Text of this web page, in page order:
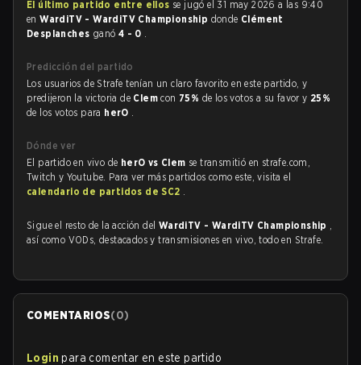
El último partido entre ellos se jugó el 31 may 2026 a las 9:40
enWardiTV - WardiTV Championship donde Clément
Desplanches ganó 4 - 0 .
Predicción del partido
Los usuarios de Strafe tenían un claro favorito en este partido, y
predijeron la victoria de Clemcon 75% de los votos a su favor y 25%
de los votos para herO .
Dónde ver
El partido en vivo de herO vs Clem se transmitió en strafe.com,
Twitch y Youtube. Para ver más partidos como este, visita el
calendario de partidos de SC2 .
Sigue el resto de la acción del WardiTV - WardiTV Championship ,
así como VODs, destacados y transmisiones en vivo, todo en Strafe.
COMENTARIOS(0)
Login para comentar en este partido